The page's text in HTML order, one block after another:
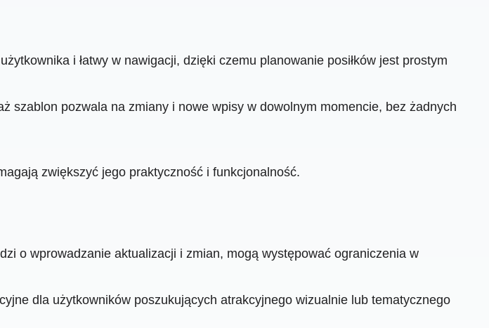
i łatwy w nawigacji, dzięki czemu planowanie posiłków jest prostym
szablon pozwala na zmiany i nowe wpisy w dowolnym momencie, bez żadnych
zwiększyć jego praktyczność i funkcjonalność.
o wprowadzanie aktualizacji i zmian, mogą występować ograniczenia w
dla użytkowników poszukujących atrakcyjnego wizualnie lub tematycznego